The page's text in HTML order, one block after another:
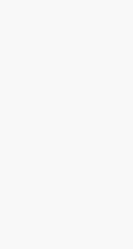
chlebíčky i kanapky –
se odjakživa…